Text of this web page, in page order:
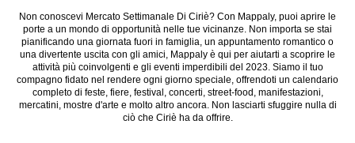
Non conoscevi Mercato Settimanale Di Ciriè? Con Mappaly, puoi aprire le
porte a un mondo di opportunità nelle tue vicinanze. Non importa se stai
pianificando una giornata fuori in famiglia, un appuntamento romantico o
una divertente uscita con gli amici, Mappaly è qui per aiutarti a scoprire le
attività più coinvolgenti e gli eventi imperdibili del 2023. Siamo il tuo
compagno fidato nel rendere ogni giorno speciale, offrendoti un calendario
completo di feste, fiere, festival, concerti, street-food, manifestazioni,
mercatini, mostre d'arte e molto altro ancora. Non lasciarti sfuggire nulla di
ciò che Ciriè ha da offrire.